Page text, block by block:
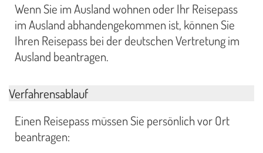
Wenn Sie im Ausland wohnen oder Ihr Reisepass
im Ausland abhandengekommen ist, können Sie
Ihren Reisepass bei der deutschen Vertretung im
Ausland beantragen.
Verfahrensablauf
Einen Reisepass müssen Sie persönlich vor Ort
beantragen: